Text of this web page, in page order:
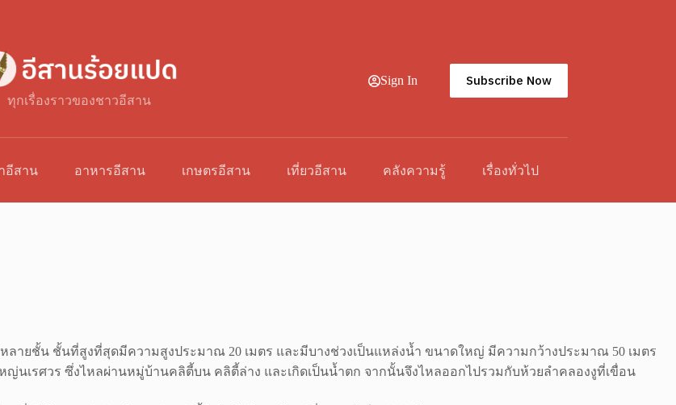
ทุกเรื่องราวของชาวอีสาน
Sign In Subscribe Now
อีสาน อาหารอีสาน เกษตรอีสาน เที่ยวอีสาน คลังความรู้ เรื่องทั่วไป
ยชั้น ชั้นที่สูงที่สุดมีความสูงประมาณ 20 เมตร และมีบางช่วงเป็นแหล่งน้ำ ขนาดใหญ่ มีความกว้างประมาณ 50 เมตร
นเรศวร ซึ่งไหลผ่านหมู่บ้านคลิตี้บน คลิตี้ล่าง และเกิดเป็นน้ำตก จากนั้นจึงไหลออกไปรวมกับห้วยลำคลองงูที่เขื่อน